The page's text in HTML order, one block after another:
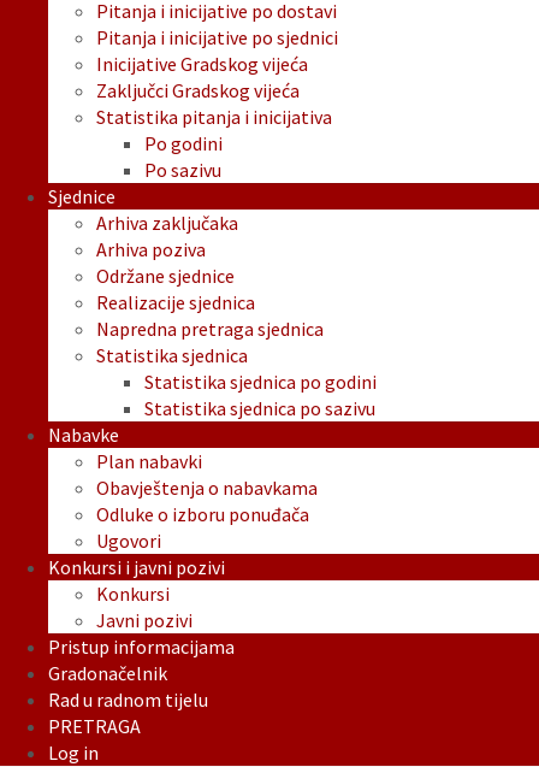
Pitanja i inicijative po dostavi
Pitanja i inicijative po sjednici
Inicijative Gradskog vijeća
Zaključci Gradskog vijeća
Statistika pitanja i inicijativa
Po godini
Po sazivu
Sjednice
Arhiva zaključaka
Arhiva poziva
Održane sjednice
Realizacije sjednica
Napredna pretraga sjednica
Statistika sjednica
Statistika sjednica po godini
Statistika sjednica po sazivu
Nabavke
Plan nabavki
Obavještenja o nabavkama
Odluke o izboru ponuđača
Ugovori
Konkursi i javni pozivi
Konkursi
Javni pozivi
Pristup informacijama
Gradonačelnik
Rad u radnom tijelu
PRETRAGA
Log in